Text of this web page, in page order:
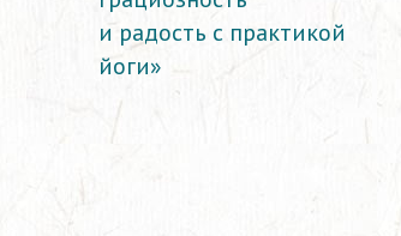
и радость с практикой
йоги»